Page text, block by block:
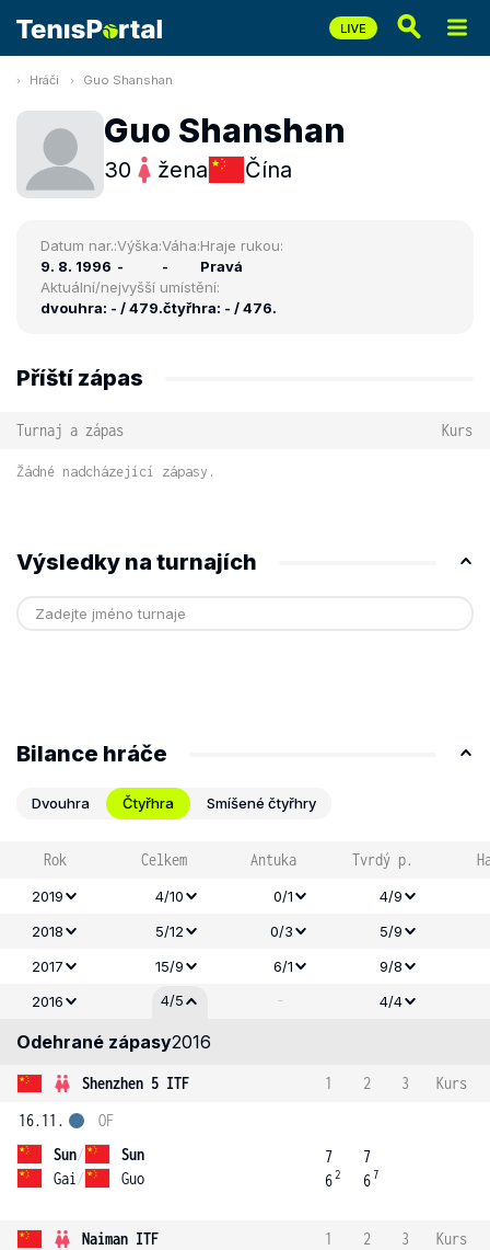
Hráči Guo Shanshan
Guo Shanshan
30 žena Čína
Datum nar.:
9. 8. 1996
Výška:
-
Váha:
-
Hraje rukou:
Pravá
Aktuální/nejvyšší umístění:
dvouhra: - / 479.čtyřhra: - / 476.
Příští zápas
Turnaj a zápas Kurs
Žádné nadcházející zápasy.
Výsledky na turnajích
Bilance hráče
Dvouhra Čtyřhra Smíšené čtyřhry
Rok Celkem Antuka Tvrdý p.
2019 4/10 0/1
4/9
2018
5/12 0/3
5/9
2017
15/9 6/1
9/8
2016
4/5 - 4/4
Odehrané zápasy2016
Shenzhen 5 ITF 1 2 3
Kurs
16.11.
Sun/
Sun
Gai / Guo
OF
7
62
7
67
Naiman ITF 1 2 3
Kurs